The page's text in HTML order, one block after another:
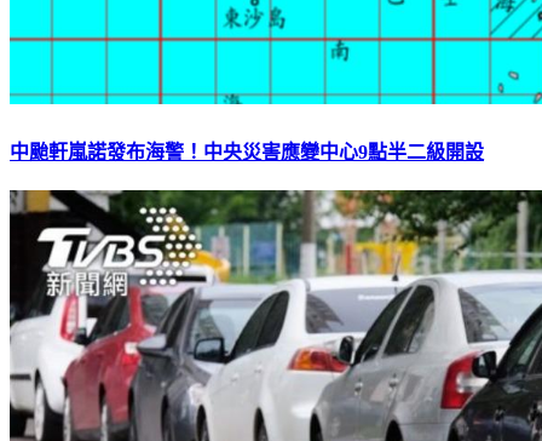
中颱軒嵐諾發布海警！中央災害應變中心9點半二級開設